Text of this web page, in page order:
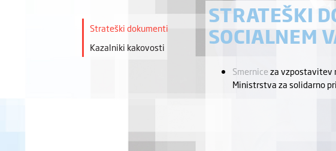
Strateški dokumenti
Kazalniki kakovosti
STRATEŠKI
SOCIALNEM
Smerniceza vzpostavitev
Ministrstva za solidarno